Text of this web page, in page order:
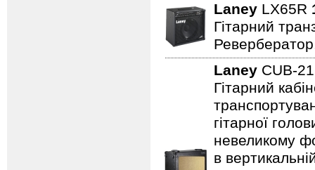
Laney LX65R
Гітарний
Laney CUB-
Гітарний
гітарної
невеликому
в